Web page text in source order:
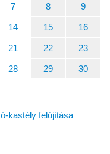
7 8 9
14 15 16
21 22 23
28 29 30
kastély felújítása